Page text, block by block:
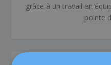
grâce à un travail en
pointe